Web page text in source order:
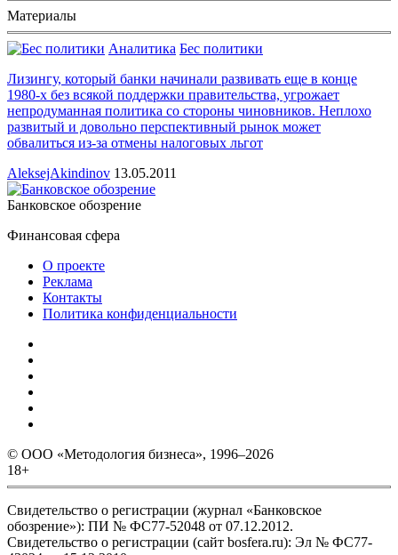
Материалы
Аналитика Бес политики
Лизингу, который банки начинали развивать еще в конце
1980-х без всякой поддержки правительства, угрожает
непродуманная политика со стороны чиновников. Неплохо
развитый и довольно перспективный рынок может
обвалиться из-за отмены налоговых льгот
AleksejAkindinov 13.05.2011
Банковское обозрение
Финансовая сфера
О проекте
Реклама
Контакты
Политика конфиденциальности
© ООО «Методология бизнеса», 1996–2026
18+
Свидетельство о регистрации (журнал «Банковское
обозрение»): ПИ № ФС77-52048 от 07.12.2012.
Свидетельство о регистрации (сайт bosfera.ru): Эл № ФС77-